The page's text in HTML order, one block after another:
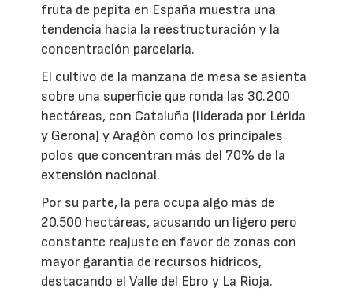
fruta de pepita en España muestra una
tendencia hacia la reestructuración y la
concentración parcelaria.
El cultivo de la manzana de mesa se asienta
sobre una superficie que ronda las 30.200
hectáreas, con Cataluña (liderada por Lérida
y Gerona) y Aragón como los principales
polos que concentran más del 70% de la
extensión nacional.
Por su parte, la pera ocupa algo más de
20.500 hectáreas, acusando un ligero pero
constante reajuste en favor de zonas con
mayor garantía de recursos hídricos,
destacando el Valle del Ebro y La Rioja.